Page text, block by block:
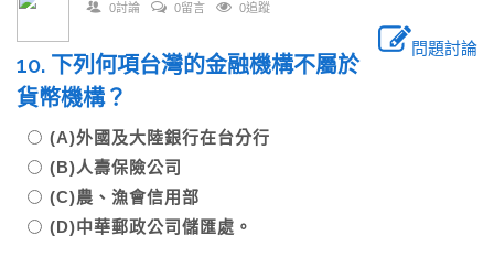
0討論 0留言 0追蹤
問題討論
10. 下列何項台灣的金融機構不屬於
貨幣機構？
(A)外國及大陸銀行在台分行
(B)人壽保險公司
(C)農、漁會信用部
(D)中華郵政公司儲匯處。